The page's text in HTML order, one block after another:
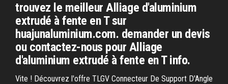
trouvez le meilleur Alliage d'aluminium
extrudé à fente en T sur
huajunaluminium.com. demander un devis
ou contactez-nous pour Alliage
d'aluminium extrudé à fente en T info.
Vite ! Découvrez l'offre TLGV Connecteur De Support D'Angle